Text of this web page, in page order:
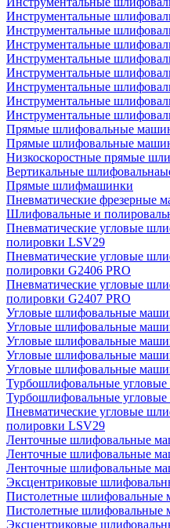
Инструментальные
Инструментальные
Инструментальные
Инструментальные
Инструментальные
Инструментальные
Инструментальные
Инструментальные
Прямые шлифовальные
Прямые шлифовальные
Низкоскоростные прямые
Вертикальные
Прямые шлифмашинки
Пневматические фрезерные
Шлифовальные и
Пневматические угловые
полировки LSV29
Пневматические угловые
полировки G2406 PRO
Пневматические угловые
полировки G2407 PRO
Угловые шлифовальные
Угловые шлифовальные
Угловые шлифовальные
Угловые шлифовальные
Угловые шлифовальные
Турбошлифовальные
Турбошлифовальные
Пневматические угловые
полировки LSV29
Ленточные шлифовальные
Ленточные шлифовальные
Ленточные шлифовальные
Эксцентриковые
Пистолетные шлифовальные
Пистолетные шлифовальные
Эксцентриковые